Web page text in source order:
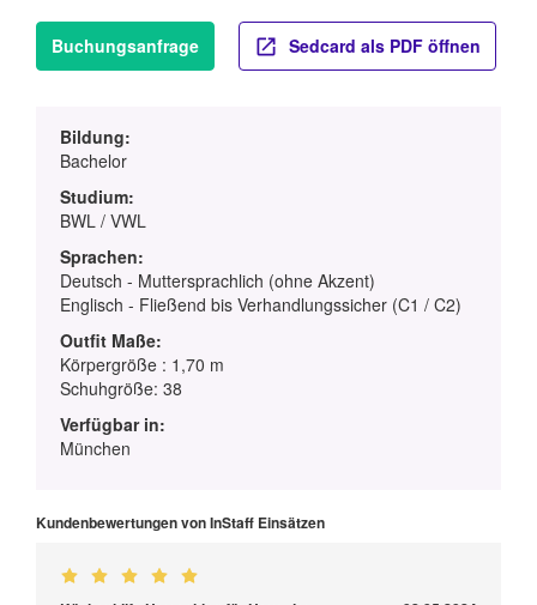
Buchungsanfrage Sedcard als PDF öffnen
Bildung:
Bachelor
Studium:
BWL / VWL
Sprachen:
Deutsch - Muttersprachlich (ohne Akzent)
Englisch - Fließend bis Verhandlungssicher (C1 / C2)
Outfit Maße:
Körpergröße : 1,70 m
Schuhgröße: 38
Verfügbar in:
München
Kundenbewertungen von InStaff Einsätzen